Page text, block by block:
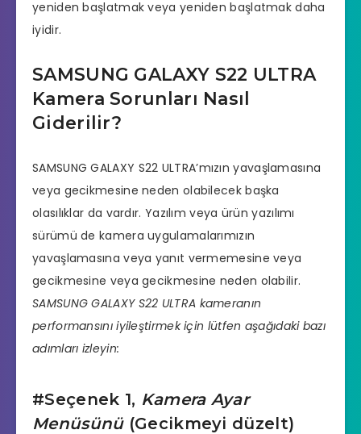
yeniden başlatmak veya yeniden başlatmak daha
iyidir.
SAMSUNG GALAXY S22 ULTRA
Kamera Sorunları Nasıl
Giderilir?
SAMSUNG GALAXY S22 ULTRA’mızın yavaşlamasına
veya gecikmesine neden olabilecek başka
olasılıklar da vardır. Yazılım veya ürün yazılımı
sürümü de kamera uygulamalarımızın
yavaşlamasına veya yanıt vermemesine veya
gecikmesine veya gecikmesine neden olabilir.
SAMSUNG GALAXY S22 ULTRA kameranın
performansını iyileştirmek için lütfen aşağıdaki bazı
adımları izleyin:
#Seçenek 1, Kamera Ayar
Menüsünü (Gecikmeyi düzelt)